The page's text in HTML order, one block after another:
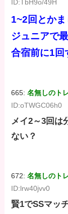
ID:TbH9o/49H
1~2回とかま
ジュニアで
合宿前に1回
665:名無しのト
ID:oTWGC06h0
メイ2～3回は
ない？
672:名無しのト
ID:lrw40jvv0
賢1でSSマッ